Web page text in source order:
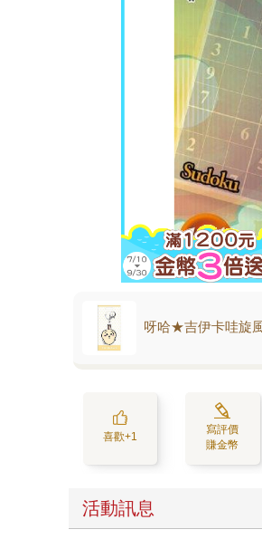
呀哈★吉伊卡哇旋
喜歡+1
寫評價
賺金幣
活動訊息